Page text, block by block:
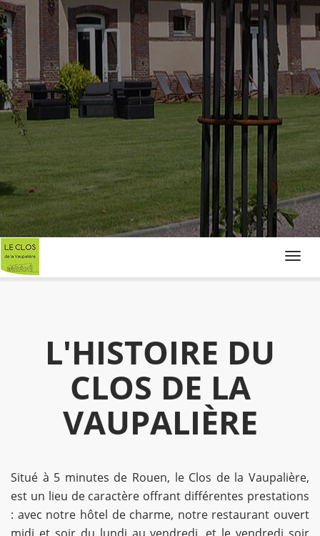
L'HISTOIRE DU
CLOS DE LA
VAUPALIÈRE
Situé à 5 minutes de Rouen, le Clos de la Vaupalière,
est un lieu de caractère offrant différentes prestations
: avec notre hôtel de charme, notre restaurant ouvert